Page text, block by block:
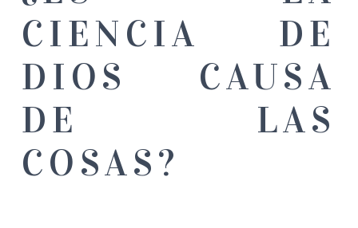
CIENCIA DE
DIOS CAUSA
DE LAS
COSAS?